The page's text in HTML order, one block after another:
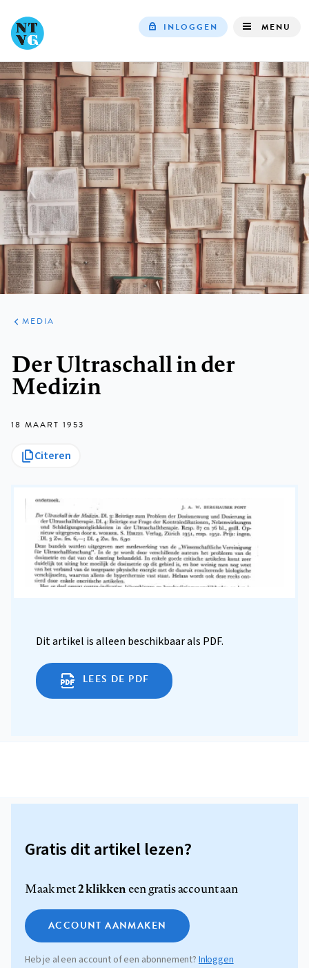
navigation
INLOGGEN MENU
ARTIKELEN
VARIA
MEDIA
Der Ultraschall in der
Medizin
18 MAART 1953
Citeren
Dit artikel is alleen beschikbaar als PDF.
LEES DE PDF
Gratis dit artikel lezen?
Maak met2 klikkeneen gratis account aan
ACCOUNT AANMAKEN
Heb je al een account of een abonnement? Inloggen